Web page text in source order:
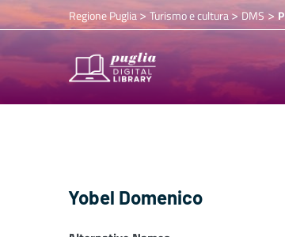
Regione Puglia> Turismo e cultura>DMS >
Yobel Domenico